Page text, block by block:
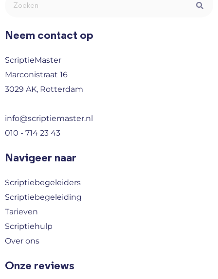
Neem contact op
ScriptieMaster
Marconistraat 16
3029 AK, Rotterdam
info@scriptiemaster.nl
010 - 714 23 43
Navigeer naar
Scriptiebegeleiders
Scriptiebegeleiding
Tarieven
Scriptiehulp
Over ons
Onze reviews